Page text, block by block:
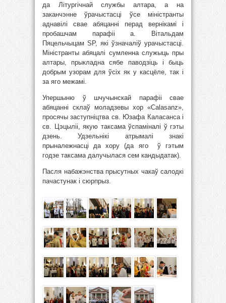
да Літургічнай службы алтара, а на
заканчэнне ўрачыстасці ўсе міністранты
аднавілі свае абяцанні перад вернікамі і
пробашчам парафіі а. Вітальдам
Пяцельчыцам SP, які ўзначаліў урачыстасці.
Міністранты абяцалі сумленна служыць пры
алтары, прыкладна сябе паводзіць і быць
добрым узорам для ўсіх як у касцёле, так і
за яго межамі.
Упершыню ў шчучынскай парафіі свае
абяцанні склаў моладзевы хор «Calasanz»,
просячы заступніцтва св. Юзафа Каласанса і
св. Цэцыліі, якую таксама ўспаміналі ў гэты
дзень. Удзельнікі атрымалі знакі
прыналежнасці да хору (да яго ў гэтым
годзе таксама далучылася сем кандыдатак).
Пасля набажэнства прысутных чакаў салодкі
пачастунак і сюрпрыз.